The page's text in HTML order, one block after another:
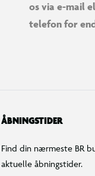
os via e-mail
telefon for
ÅBNINGSTIDER
Find din nærmeste BR
aktuelle åbningstider.